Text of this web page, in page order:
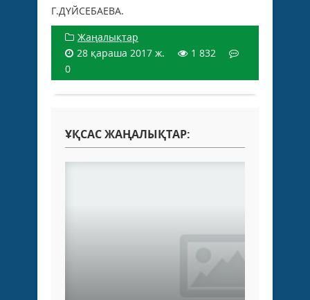
Г.ДҮЙСЕБАЕВА.
Жаңалықтар
28 қараша 2017 ж.
1 832
0
ҰҚСАС ЖАҢАЛЫҚТАР: